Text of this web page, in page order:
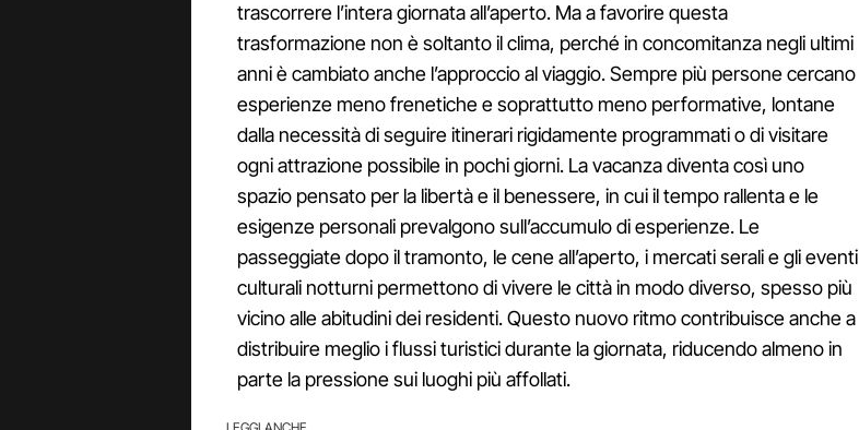
trascorrere l’intera giornata all’aperto. Ma a favorire questa
trasformazione non è soltanto il clima, perché in concomitanza negli ultimi
anni è cambiato anche l’approccio al viaggio. Sempre più persone cercano
esperienze meno frenetiche e soprattutto meno performative, lontane
dalla necessità di seguire itinerari rigidamente programmati o di visitare
ogni attrazione possibile in pochi giorni. La vacanza diventa così uno
spazio pensato per la libertà e il benessere, in cui il tempo rallenta e le
esigenze personali prevalgono sull’accumulo di esperienze. Le
passeggiate dopo il tramonto, le cene all’aperto, i mercati serali e gli eventi
culturali notturni permettono di vivere le città in modo diverso, spesso più
vicino alle abitudini dei residenti. Questo nuovo ritmo contribuisce anche a
distribuire meglio i flussi turistici durante la giornata, riducendo almeno in
parte la pressione sui luoghi più affollati.